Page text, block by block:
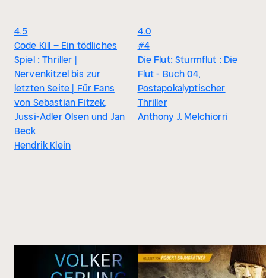
4.5
Code Kill – Ein tödliches
Spiel : Thriller |
Nervenkitzel bis zur
letzten Seite | Für Fans
von Sebastian Fitzek,
Jussi-Adler Olsen und Jan
Beck
Hendrik Klein
4.0
#4
Die Flut: Sturmflut : Die
Flut - Buch 04,
Postapokalyptischer
Thriller
Anthony J. Melchiorri